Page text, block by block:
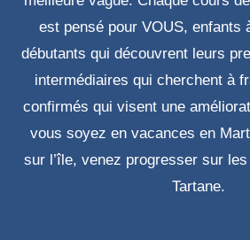
est pensé pour VOUS, enfants
débutants qui découvrent leurs
intermédiaires qui cherchent à
confirmés qui visent une
vous soyez en vacances en
sur l’île, venez progresser sur
Tartane.